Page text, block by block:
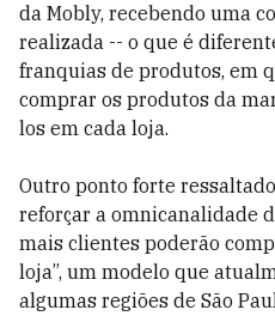
da Mobly, recebendo uma
realizada -- o que é
franquias de produtos, em
comprar os produtos da
los em cada loja.
Outro ponto forte
reforçar a omnicanalidade
mais clientes poderão
loja”, um modelo que
algumas regiões de São